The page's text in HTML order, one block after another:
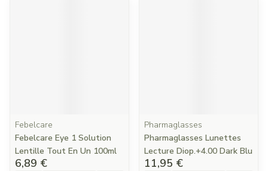
Febelcare
Febelcare Eye 1 Solution
Lentille Tout En Un 100ml
6,89 €
Pharmaglasses
Pharmaglasses Lunettes
Lecture Diop.+4.00 Dark Blu
11,95 €